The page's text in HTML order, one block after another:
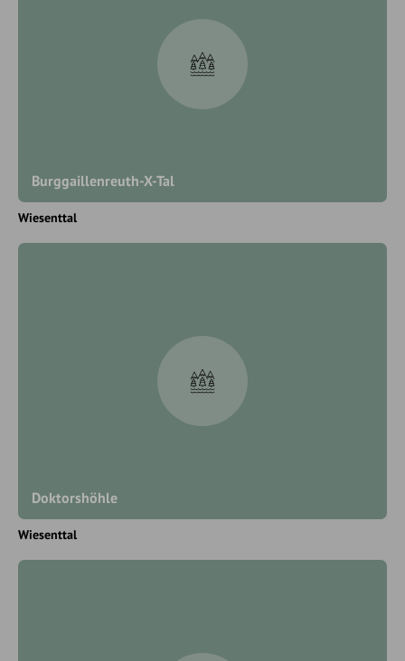
Burggaillenreuth-X-Tal
Wiesenttal
Doktorshöhle
Wiesenttal